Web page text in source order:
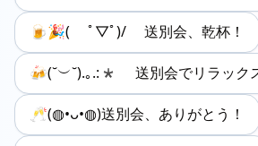
🍺🎉( ﾟ▽ﾟ)/ 送別会、乾杯！
🍻(˘︶˘).｡.:* 送別会でリラック
🥂(◍•ᴗ•◍)送別会、ありがとう！